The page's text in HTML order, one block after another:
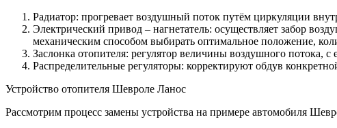
Радиатор: прогревает воздушный поток путём циркуляции
Электрический привод – нагнетатель: осуществляет забор
механическим способом выбирать оптимальное положение,
Заслонка отопителя: регулятор величины воздушного
Распределительные регуляторы: корректируют обдув
Устройство отопителя Шевроле Ланос
Рассмотрим процесс замены устройства на примере автомобиля